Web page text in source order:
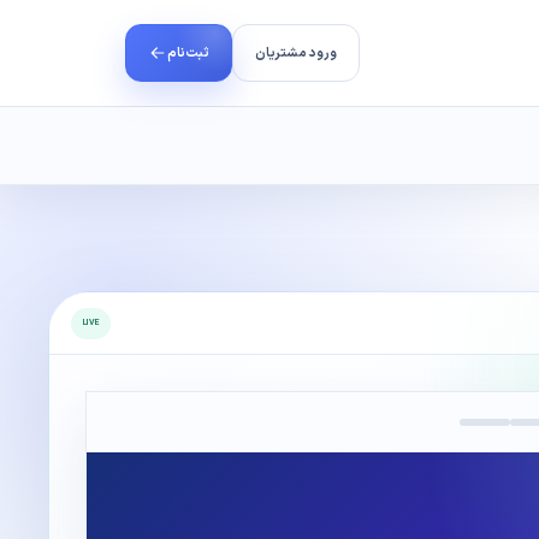
ورود مشتریان ثبت‌نام
مشاهده اطلاعات رسمی و مجوزهای فعالیت.
LIVE